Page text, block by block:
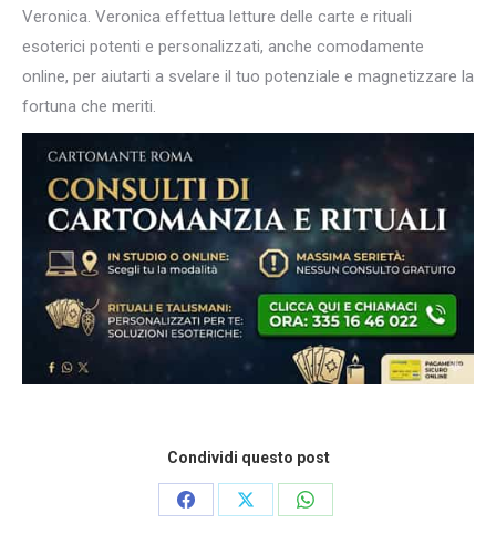
Veronica. Veronica effettua letture delle carte e rituali
esoterici potenti e personalizzati, anche comodamente
online, per aiutarti a svelare il tuo potenziale e magnetizzare la
fortuna che meriti.
Condividi questo post
CondividiCondividiCondividi